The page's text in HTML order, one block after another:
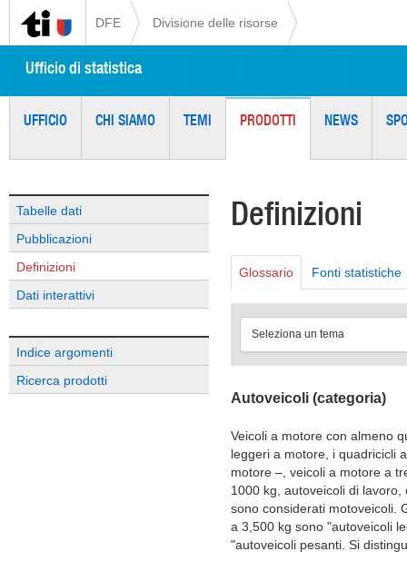
DFE Divisione delle risorse
Ufficio di statistica
UFFICIO CHI SIAMO TEMI PRODOTTI NEWS
Tabelle dati
Pubblicazioni
Definizioni
Dati interattivi
Indice argomenti
Ricerca prodotti
Definizioni
Glossario Fonti statistiche
Seleziona un tema
Autoveicoli (categoria)
Veicoli a motore con almeno
leggeri a motore, i quadricicli
motore –, veicoli a motore a
1000 kg, autoveicoli di
sono considerati motoveicoli.
a 3,500 kg sono "autoveicoli
"autoveicoli pesanti. Si